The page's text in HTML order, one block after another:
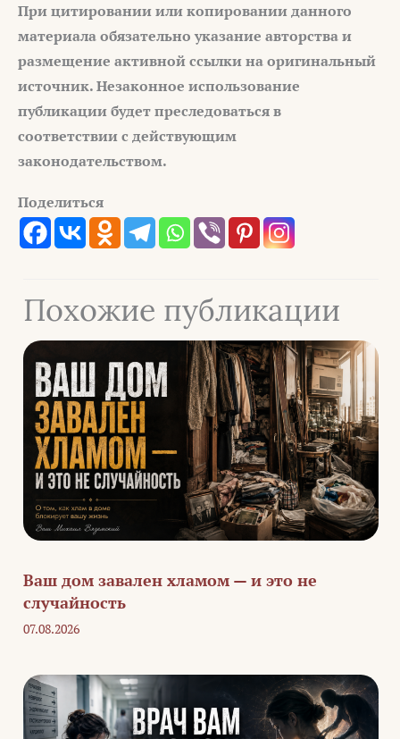
При цитировании или копировании данного
материала обязательно указание авторства и
размещение активной ссылки на оригинальный
источник. Незаконное использование
публикации будет преследоваться в
соответствии с действующим
законодательством.
Поделиться
Похожие публикации
Ваш дом завален хламом — и это не
случайность
07.08.2026